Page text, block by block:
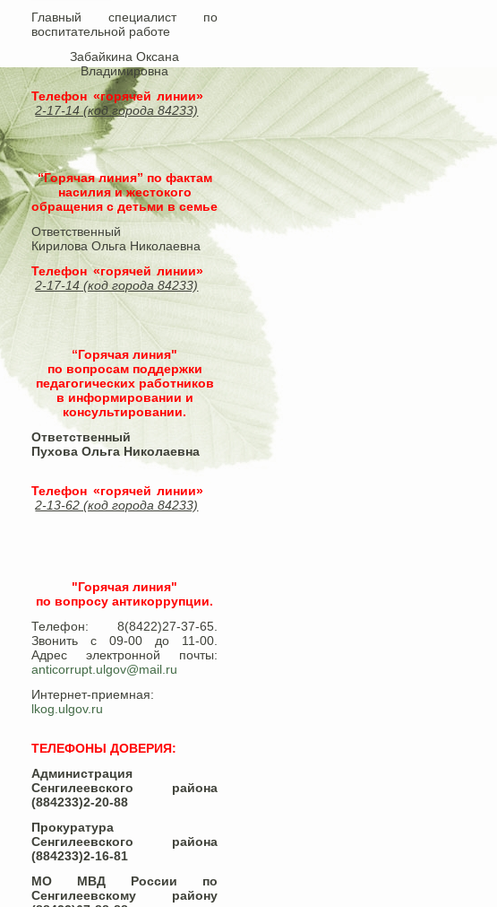
Главный специалист по
воспитательной работе
Забайкина Оксана
Владимировна
Телефон «горячей линии»
2-17-14 (код города 84233)
“Горячая линия” по фактам
насилия и жестокого
обращения с детьми в семье
Ответственный
Кирилова Ольга Николаевна
Телефон «горячей линии»
2-17-14 (код города 84233)
“Горячая линия"
по вопросам поддержки
педагогических работников
в информировании и
консультировании.
Ответственный
Пухова Ольга Николаевна
Телефон «горячей линии»
2-13-62 (код города 84233)
"Горячая линия"
по вопросу антикоррупции.
Телефон: 8(8422)27-37-65.
Звонить с 09-00 до 11-00.
Адрес электронной почты:
anticorrupt.ulgov@mail.ru
Интернет-приемная:
lkog.ulgov.ru
ТЕЛЕФОНЫ ДОВЕРИЯ:
Администрация
Сенгилеевского района
(884233)2-20-88
Прокуратура
Сенгилеевского района
(884233)2-16-81
МО МВД России по
Сенгилеевскому району